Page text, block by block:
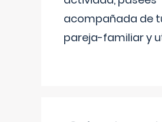
acompañada de
pareja-familiar y